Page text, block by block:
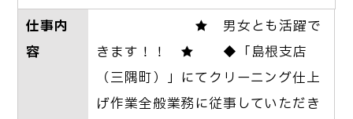
仕事内
容
★ 男女とも活躍で
きます！！ ★ ◆「島根支店
（三隅町）」にてクリーニング仕上
げ作業全般業務に従事していただき